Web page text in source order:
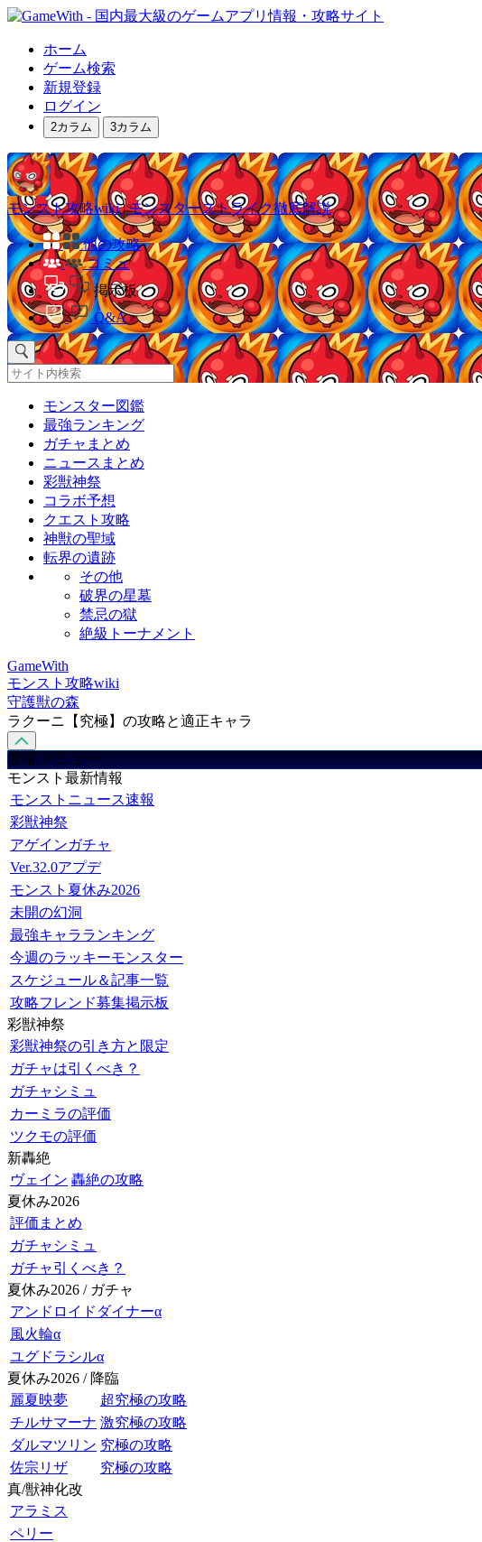
ホーム
ゲーム検索
新規登録
ログイン
2カラム 3カラム
モンスト攻略wiki | モンスターストライク徹底解説
他の攻略
コミュ
掲示板
Q&A
モンスター図鑑
最強ランキング
ガチャまとめ
ニュースまとめ
彩獣神祭
コラボ予想
クエスト攻略
神獣の聖域
転界の遺跡
その他
破界の星墓
禁忌の獄
絶級トーナメント
GameWith
モンスト攻略wiki
守護獣の森
ラクーニ【究極】の攻略と適正キャラ
攻略 メニュー
モンスト最新情報
モンストニュース速報
彩獣神祭
アゲインガチャ
Ver.32.0アプデ
モンスト夏休み2026
未開の幻洞
最強キャラランキング
今週のラッキーモンスター
スケジュール＆記事一覧
攻略フレンド募集掲示板
彩獣神祭
彩獣神祭の引き方と限定
ガチャは引くべき？
ガチャシミュ
カーミラの評価
ツクモの評価
新轟絶
ヴェイン 轟絶の攻略
夏休み2026
評価まとめ
ガチャシミュ
ガチャ引くべき？
夏休み2026 / ガチャ
アンドロイドダイナーα
風火輪α
ユグドラシルα
夏休み2026 / 降臨
麗夏映夢
超究極の攻略
チルサマーナ 激究極の攻略
ダルマツリン 究極の攻略
佐宗リザ
究極の攻略
真/獣神化改
アラミス
ペリー